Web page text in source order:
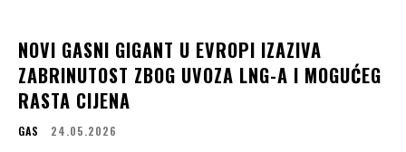
NOVI GASNI GIGANT U EVROPI IZAZIVA
ZABRINUTOST ZBOG UVOZA LNG-A I MOGUĆEG
RASTA CIJENA
GAS 24.05.2026